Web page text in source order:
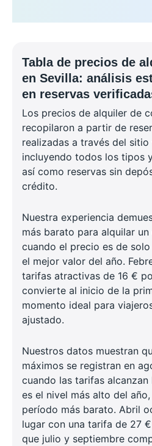
Tabla de precios de
en Sevilla: análisis
en reservas
Los precios de alquiler de
recopilaron a partir de
realizadas a través del sitio
incluyendo todos los tipos
así como reservas sin
crédito.
Nuestra experiencia
más barato para alquilar
cuando el precio es de
el mejor valor del año.
tarifas atractivas de 16 €
convierte al inicio de la
momento ideal para
ajustado.
Nuestros datos muestran
máximos se registran en
cuando las tarifas
es el nivel más alto del
período más barato. Abril
lugar con una tarifa de 27
que julio y septiembre